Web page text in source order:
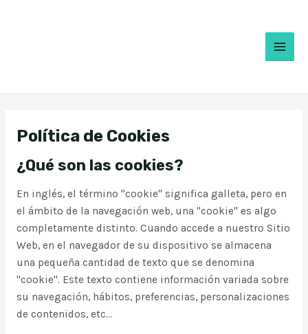
Política de Cookies
¿Qué son las cookies?
En inglés, el término "cookie" significa galleta, pero en
el ámbito de la navegación web, una "cookie" es algo
completamente distinto. Cuando accede a nuestro Sitio
Web, en el navegador de su dispositivo se almacena
una pequeña cantidad de texto que se denomina
"cookie". Este texto contiene información variada sobre
su navegación, hábitos, preferencias, personalizaciones
de contenidos, etc...